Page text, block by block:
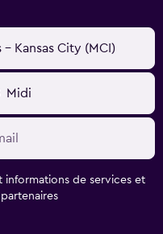
- Kansas City (MCI)
Midi
informations de services et